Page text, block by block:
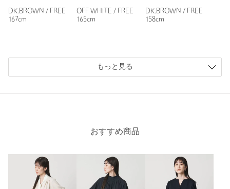
投稿日： 2026年4月13日
購入サイズ：FREE
｜
購入カラー：その他7
このブラウスにしました。１枚でも存在感あるし、ジャケット
の下に来てもおしゃれな感じ、お値段もお手頃で気に入りまし
た。
3人が参考になったと回答
参考になった
DK.BROWN / FREE
167cm
OFF WHITE / FREE
165cm
DK.BROWN / FREE
158cm
もっと見る
おすすめ商品